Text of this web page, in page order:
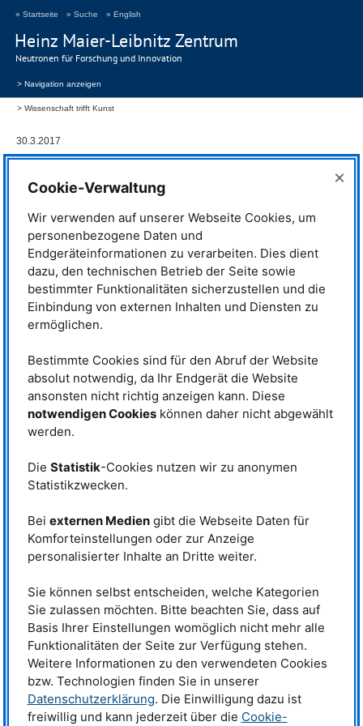
Heinz Maier-Leibnitz Zentrum
Neutronen für Forschung und Innovation
» Startseite » Suche » English
> Navigation anzeigen
Wissenschaft trifft Kunst
30.3.2017
das kristallisierte Indometacin. © A. Kriele
/ FRM II
Wissenschaftliche Bilder zeigen oft
fantastische Motive – für
Wissenschaftler manchmal gar
nicht so schnell erkennbar. Dem
Laien, der den Hintergrund oder
die Entstehung nicht kennt und sie
deshalb mit ganz anderem Blick
betrachtet, offenbaren sie eine
klassischen Kunstwerken
durchaus mithalten kann. Armin
Kriele, Mitarbeiter im
Materialwissenschaftlichen Labor
desMLZ, hat diesen anderen Blick
und sieht auch mit den Augen
täglich sieht.
Antirheumatika, ins Auge gefallen. Dieses Material ist deshalb interessant,
weil es einen ungeordneten glasartigen Zustand bildet. Solche Materialien
ähneln permanenten Flüssigkeiten, die jedoch so langsam fließen, dass
geringfügig um ihre Gleichgewichtsposition bewegen. Die Frage, was
passiert, wenn das System abgekühlt wird und die Bewegungen der
Moleküle eingefroren werden, sollte hier untersucht werden.
Diese Frage bekam durch einen nicht beabsichtigten „Unfall“ einen neuen
Aspekt. Ein Messgast aus Spanien brachte die Proben mit dem Flugzeug
nach Garching. Dabei wurden sie extremen Bedingungen (Druck,
Temperatur, Feuchtigkeit) ausgesetzt. Das führte zu einem erstaunlichen,
bis dato unbekannten Ergebnis: Sie kristallisierten in abnormaler,
sozusagen nicht „erlaubter“, Weise. Wie die Bilder zeigen können auch
Cookie-Verwaltung ×
Wir verwenden auf unserer Webseite Cookies, um
personenbezogene Daten und
Endgeräteinformationen zu verarbeiten. Dies dient
dazu, den technischen Betrieb der Seite sowie
bestimmter Funktionalitäten sicherzustellen und die
Einbindung von externen Inhalten und Diensten zu
ermöglichen.
Bestimmte Cookies sind für den Abruf der Website
absolut notwendig, da Ihr Endgerät die Website
ansonsten nicht richtig anzeigen kann. Diese
notwendigen Cookieskönnen daher nicht abgewählt
werden.
Die Statistik-Cookies nutzen wir zu anonymen
Statistikzwecken.
Bei externen Mediengibt die Webseite Daten für
Komforteinstellungen oder zur Anzeige
personalisierter Inhalte an Dritte weiter.
Sie können selbst entscheiden, welche Kategorien
Sie zulassen möchten. Bitte beachten Sie, dass auf
Basis Ihrer Einstellungen womöglich nicht mehr alle
Funktionalitäten der Seite zur Verfügung stehen.
Weitere Informationen zu den verwendeten Cookies
bzw. Technologien finden Sie in unserer
Datenschutzerklärung. Die Einwilligung dazu ist
freiwillig und kann jederzeit über die Cookie-